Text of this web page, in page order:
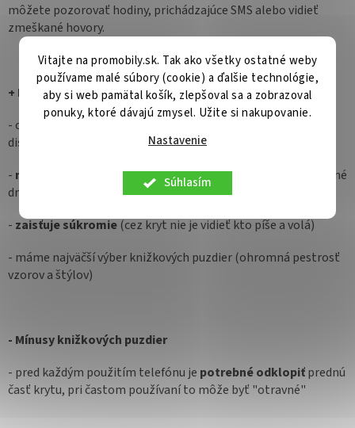
Vitajte na promobily.sk. Tak ako všetky ostatné weby
používame malé súbory (cookie) a ďalšie technológie,
aby si web pamätal košík, zlepšoval sa a zobrazoval
ponuky, ktoré dávajú zmysel. Užite si nakupovanie.
Nastavenie
Súhlasím
môžete pozorovať hodiny, prichádzajúce SMS alebo vidieť
zmeškané hovory.
+ Plusy knižkových puzdier
- chráni Motorola Moto G96 5G
zo všetkých strán
displeja)
- má priehradky
na kreditné karty, vizitky, cestovné lístky a iné
drobnosti
- zaisťuje súkromie(cez kryt nie je vidieť kto píše a volá)
- máme najväčší výber knižkových puzdier (ohromná pestrosť
vzorov a štýlov)
- Mínusy knižkových puzdier
- pred každým použitím telefónu je potrebné odklopiťprednú
časť krytu, pri častom používaní to môže byť "otravné"